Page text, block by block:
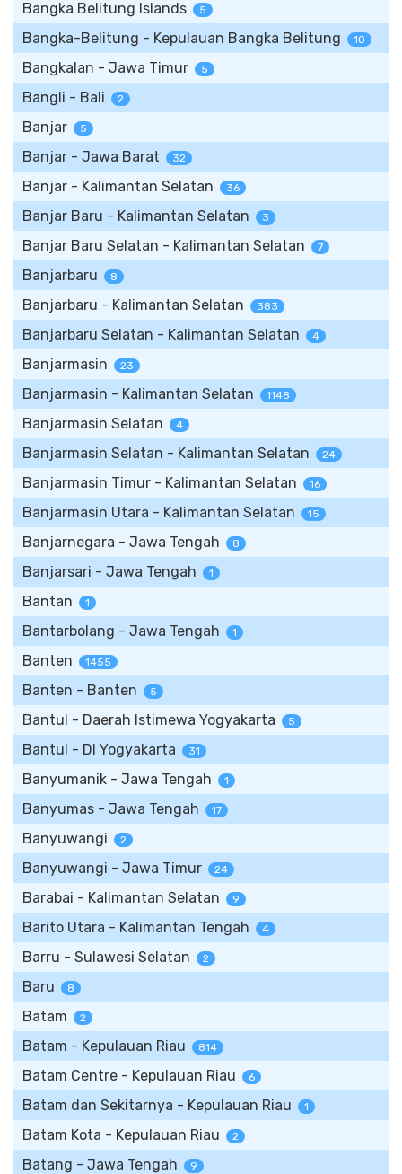
Bangka Belitung Islands 5
Bangka-Belitung - Kepulauan Bangka Belitung 10
Bangkalan - Jawa Timur 5
Bangli - Bali 2
Banjar 5
Banjar - Jawa Barat 32
Banjar - Kalimantan Selatan 36
Banjar Baru - Kalimantan Selatan 3
Banjar Baru Selatan - Kalimantan Selatan 7
Banjarbaru 8
Banjarbaru - Kalimantan Selatan 383
Banjarbaru Selatan - Kalimantan Selatan 4
Banjarmasin 23
Banjarmasin - Kalimantan Selatan 1148
Banjarmasin Selatan 4
Banjarmasin Selatan - Kalimantan Selatan 24
Banjarmasin Timur - Kalimantan Selatan 16
Banjarmasin Utara - Kalimantan Selatan 15
Banjarnegara - Jawa Tengah 8
Banjarsari - Jawa Tengah 1
Bantan 1
Bantarbolang - Jawa Tengah 1
Banten 1455
Banten - Banten 5
Bantul - Daerah Istimewa Yogyakarta 5
Bantul - DI Yogyakarta 31
Banyumanik - Jawa Tengah 1
Banyumas - Jawa Tengah 17
Banyuwangi 2
Banyuwangi - Jawa Timur 24
Barabai - Kalimantan Selatan 9
Barito Utara - Kalimantan Tengah 4
Barru - Sulawesi Selatan 2
Baru 8
Batam 2
Batam - Kepulauan Riau 814
Batam Centre - Kepulauan Riau 6
Batam dan Sekitarnya - Kepulauan Riau 1
Batam Kota - Kepulauan Riau 2
Batang - Jawa Tengah 9